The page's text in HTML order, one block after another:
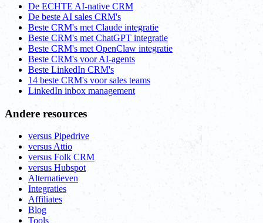
De ECHTE AI-native CRM
De beste AI sales CRM's
Beste CRM's met Claude integratie
Beste CRM's met ChatGPT integratie
Beste CRM's met OpenClaw integratie
Beste CRM's voor AI-agents
Beste LinkedIn CRM's
14 beste CRM's voor sales teams
LinkedIn inbox management
Andere resources
versus Pipedrive
versus Attio
versus Folk CRM
versus Hubspot
Alternatieven
Integraties
Affiliates
Blog
Tools